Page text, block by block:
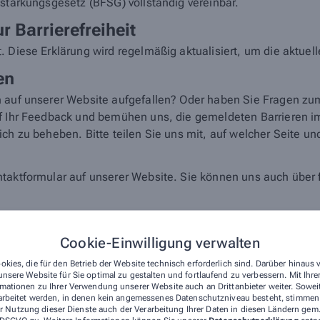
Cookie-Einwilligung verwalten
die für den Betrieb der Website technisch erforderlich sind. Darüber hinaus
Website für Sie optimal zu gestalten und fortlaufend zu verbessern. Mit
zu Ihrer Verwendung unserer Website auch an Drittanbieter weiter.
werden, in denen kein angemessenes Datenschutzniveau besteht,
Nutzung dieser Dienste auch der Verarbeitung Ihrer Daten in diesen Ländern
Barrierefreiheit
Diese Erklärung wird regelmäßig aktualisiert, um die
unserer Website aufgefallen? Oder haben Sie Fragen
Feedback und bemühen uns, die gemeldeten Barrieren
zu beheben. Bitte teilen Sie uns mit, auf welcher Seite
auf unserer Website. Sie können uns auch